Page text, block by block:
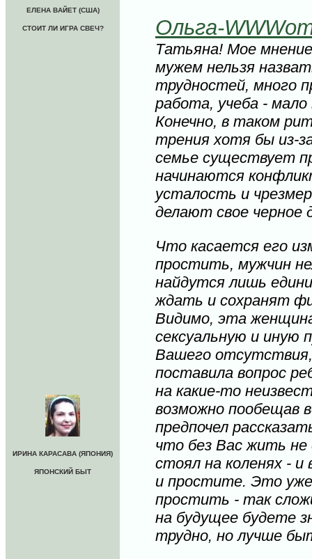
ЕЛЕНА ВАЙЕТ (США)
СТОИТ ЛИ ИГРА СВЕЧ?
ИРИНА КАРАСАВА (ЯПОНИЯ)
ЯПОНСКИЙ БЫТ
Ольга-
Татьяна! Мое
мужем нельзя
трудностей, много
работа, учеба - мало
Конечно, в таком
трения хотя бы из-
семье существует
начинаются
усталость и
делают свое черное
Что касается его
простить, мужчин
найдутся лишь
ждать и сохранят
Видимо, эта
сексуальную и иную
Вашего отсутствия,
поставила вопрос
на какие-то
возможно пообещав
предпочел
что без Вас жить не
стоял на коленях -
и простите. Это
простить - так
на будущее будете
трудно, но лучше